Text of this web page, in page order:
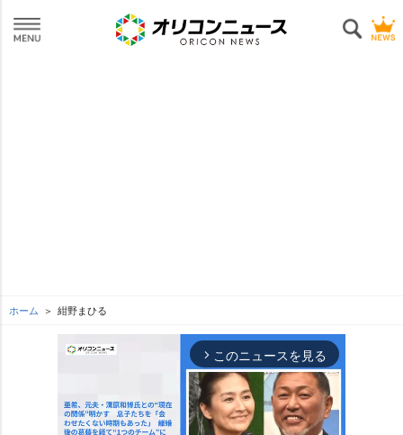
ホーム 紺野まひる
arrow_forward_ios このニュースを見る